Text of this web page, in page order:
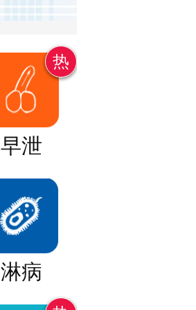
热
早泄
淋病